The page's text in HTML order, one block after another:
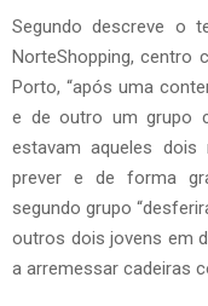
Segundo descreve o
NorteShopping, centro
Porto, “após uma
e de outro um grupo
estavam aqueles
prever e de forma
segundo grupo
outros dois jovens em
a arremessar cadeiras